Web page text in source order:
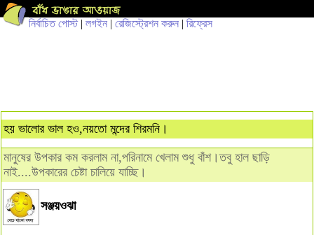
নির্বাচিত পোস্ট| লগইন | রেজিস্ট্রেশন করুন | রিফ্রেস
হয় ভালোর ভাল হও,নয়তো মন্দের শিরমনি।
মানুষের উপকার কম করলাম না,পরিনামে খেলাম শুধু বাঁশ।তবু হাল ছাড়ি
নাই....উপকারের চেষ্টা চালিয়ে যাচ্ছি।
সঞ্জয়ওঝা